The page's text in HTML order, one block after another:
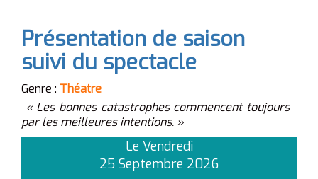
Présentation de saison
suivi du spectacle
Genre : Théatre
« Les bonnes catastrophes commencent toujours
par les meilleures intentions. »
Le Vendredi
25 Septembre 2026